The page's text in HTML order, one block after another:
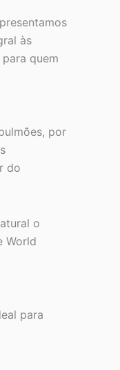
às
quem
por
do
o
World
para